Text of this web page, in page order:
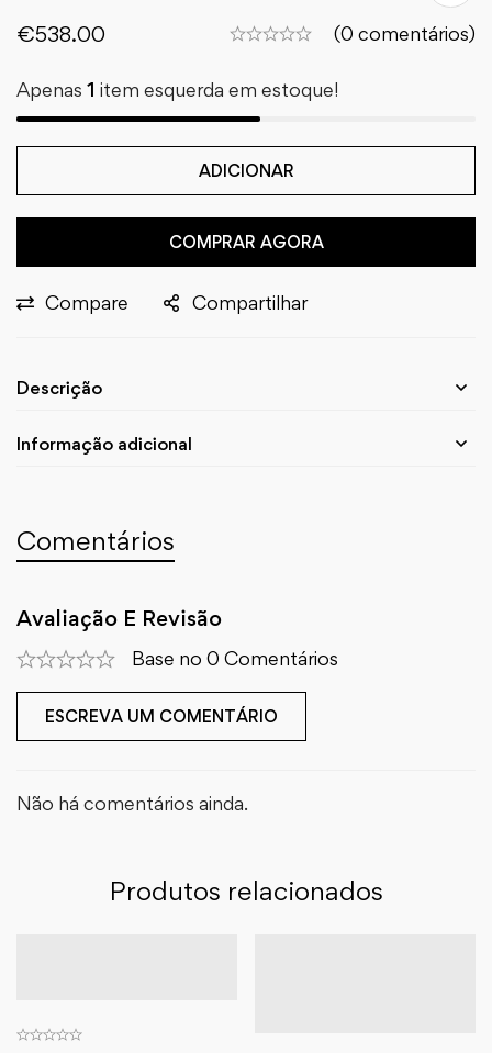
€538.00 (0 comentários)
Apenas 1 item esquerda em estoque!
ADICIONAR
COMPRAR AGORA
Compare Compartilhar
Descrição
Informação adicional
Comentários
Avaliação E Revisão
Base no 0 Comentários
ESCREVA UM COMENTÁRIO
Não há comentários ainda.
Produtos relacionados